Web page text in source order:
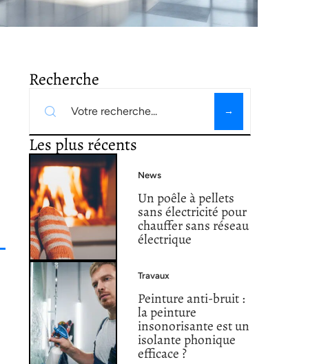
Recherche
Les plus récents
News
Un poêle à pellets
sans électricité pour
chauffer sans réseau
électrique
Travaux
Peinture anti-bruit :
la peinture
insonorisante est un
isolante phonique
efficace ?